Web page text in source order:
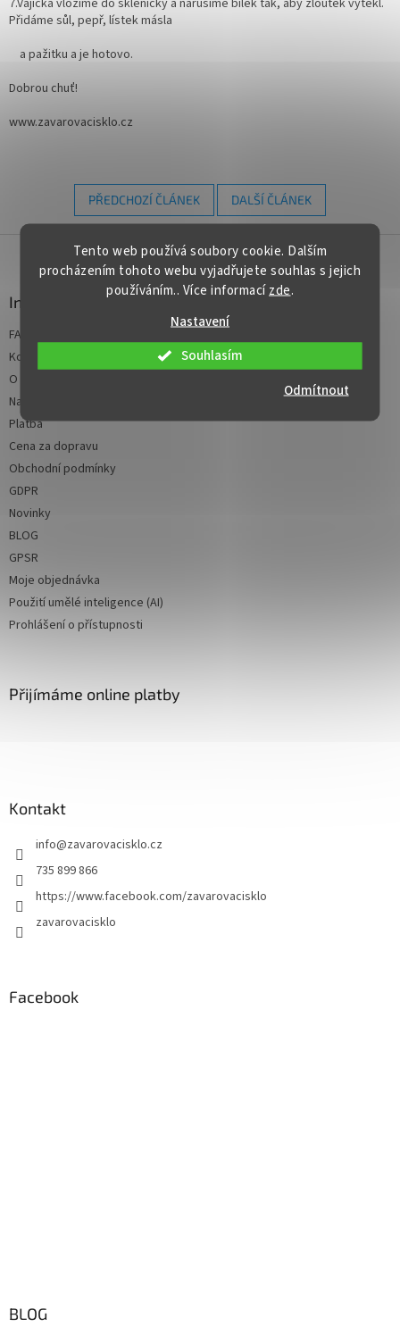
Tento web používá soubory cookie. Dalším
procházením tohoto webu vyjadřujete souhlas s jejich
používáním.. Více informacízde.
Nastavení
Odmítnout
Souhlasím
7.Vajíčka vložíme do skleničky a narušíme bílek tak, aby žloutek vytekl.
Přidáme sůl, pepř, lístek másla
a pažitku a je hotovo.
Dobrou chuť!
www.zavarovacisklo.cz
PŘEDCHOZÍ ČLÁNEK DALŠÍ ČLÁNEK
Informace pro vás
FAQ - časté dotazy
Kontakt
O nás
Napište nám
Platba
Cena za dopravu
Obchodní podmínky
GDPR
Novinky
BLOG
GPSR
Moje objednávka
Použití umělé inteligence (AI)
Prohlášení o přístupnosti
Přijímáme online platby
Kontakt
info@zavarovacisklo.cz
735 899 866
https://www.facebook.com/zavarovacisklo
zavarovacisklo
Facebook
BLOG